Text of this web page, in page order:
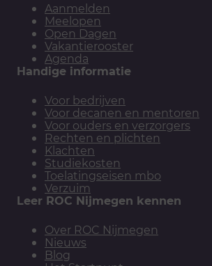
Aanmelden
Meelopen
Open Dagen
Vakantierooster
Agenda
Handige informatie
Voor bedrijven
Voor decanen en mentoren
Voor ouders en verzorgers
Rechten en plichten
Klachten
Studiekosten
Toelatingseisen mbo
Verzuim
Leer ROC Nijmegen kennen
Over ROC Nijmegen
Nieuws
Blog